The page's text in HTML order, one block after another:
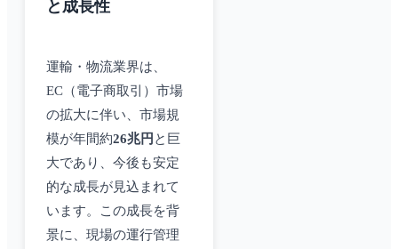
と成長性
運輸・物流業界は、
EC（電子商取引）市場
の拡大に伴い、市場規
模が年間約26兆円 と巨
大であり、今後も安定
的な成長が見込まれて
います。この成長を背
景に、現場の運行管理